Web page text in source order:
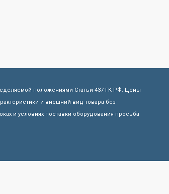
положениями Статьи 437 ГК РФ. Цены
и внешний вид товара без
и условиях поставки оборудования просьба